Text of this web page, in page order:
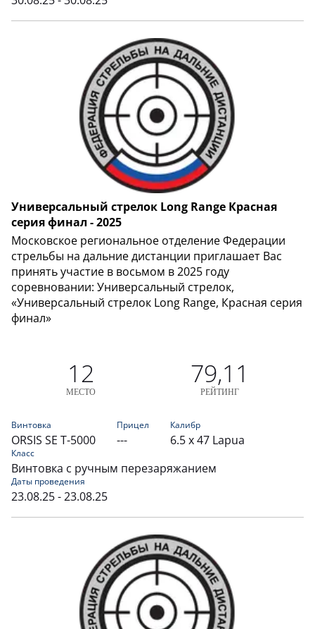
Универсальный стрелок Long Range Красная
серия финал - 2025
Московское региональное отделение Федерации
стрельбы на дальние дистанции приглашает Вас
принять участие в восьмом в 2025 году
соревновании: Универсальный стрелок,
«Универсальный стрелок Long Range, Красная серия
финал»
12
МЕСТО
79,11
РЕЙТИНГ
Винтовка
ORSIS SE T-5000
Прицел
---
Калибр
6.5 x 47 Lapua
Класс
Винтовка с ручным перезаряжанием
Даты проведения
23.08.25 - 23.08.25